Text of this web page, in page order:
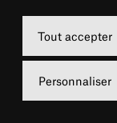
Biographie
Damien
pour le
Tout accepter
Personnaliser